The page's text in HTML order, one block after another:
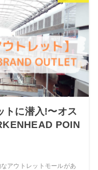
トに潜入!〜オス
POIN
アウトレットモールがあ